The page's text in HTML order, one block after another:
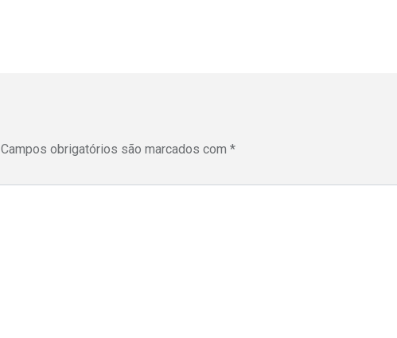
Campos obrigatórios são marcados com *